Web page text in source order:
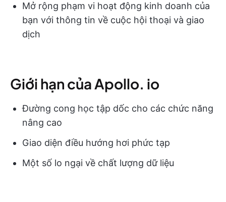
Mở rộng phạm vi hoạt động kinh doanh của
bạn với thông tin về cuộc hội thoại và giao
dịch
Giới hạn của Apollo. io
Đường cong học tập dốc cho các chức năng
nâng cao
Giao diện điều hướng hơi phức tạp
Một số lo ngại về chất lượng dữ liệu